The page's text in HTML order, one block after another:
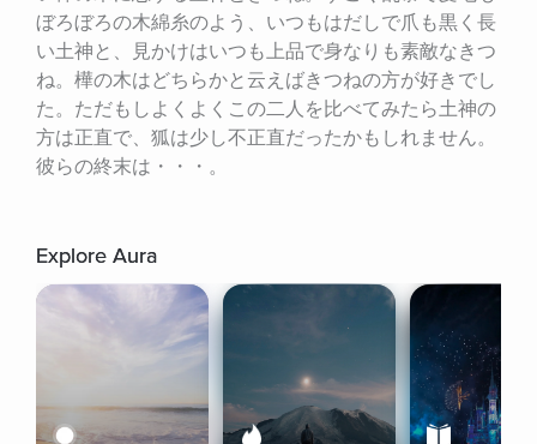
ぼろぼろの木綿糸のよう、いつもはだしで爪も黒く長
い土神と、見かけはいつも上品で身なりも素敵なきつ
ね。樺の木はどちらかと云えばきつねの方が好きでし
た。ただもしよくよくこの二人を比べてみたら土神の
方は正直で、狐は少し不正直だったかもしれません。
彼らの終末は・・・。
Explore Aura